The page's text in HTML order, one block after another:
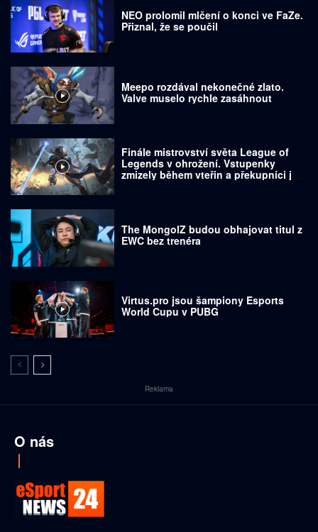
NEO prolomil mlčení o konci ve FaZe.
Přiznal, že se poučil
Meepo rozdával nekonečné zlato.
Valve muselo rychle zasáhnout
Finále mistrovství světa League of
Legends v ohrožení. Vstupenky
zmizely během vteřin a překupníci je
The MongolZ budou obhajovat titul z
EWC bez trenéra
Virtus.pro jsou šampiony Esports
World Cupu v PUBG
Reklama
O nás